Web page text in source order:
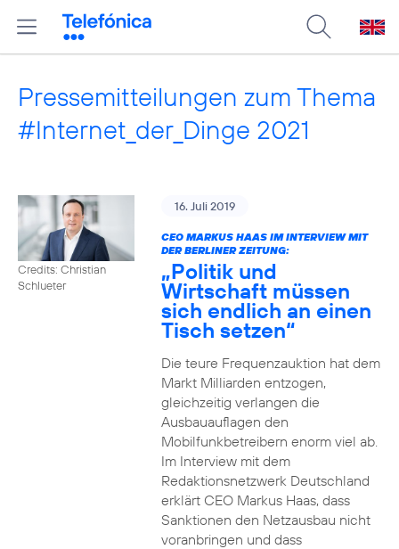
Pressemitteilungen zum Thema
#Internet_der_Dinge 2021
Credits: Christian
Schlueter
16. Juli 2019
CEO MARKUS HAAS IM INTERVIEW MIT
DER BERLINER ZEITUNG:
„Politik und
Wirtschaft müssen
sich endlich an einen
Tisch setzen“
Die teure Frequenzauktion hat dem
Markt Milliarden entzogen,
gleichzeitig verlangen die
Ausbauauflagen den
Mobilfunkbetreibern enorm viel ab.
Im Interview mit dem
Redaktionsnetzwerk Deutschland
erklärt CEO Markus Haas, dass
Sanktionen den Netzausbau nicht
voranbringen und dass